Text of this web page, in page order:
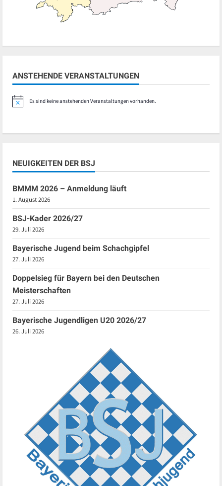
ANSTEHENDE VERANSTALTUNGEN
HinweisEs sind keine anstehenden Veranstaltungen vorhanden.
NEUIGKEITEN DER BSJ
BMMM 2026 – Anmeldung läuft
1. August 2026
BSJ-Kader 2026/27
29. Juli 2026
Bayerische Jugend beim Schachgipfel
27. Juli 2026
Doppelsieg für Bayern bei den Deutschen
Meisterschaften
27. Juli 2026
Bayerische Jugendligen U20 2026/27
26. Juli 2026